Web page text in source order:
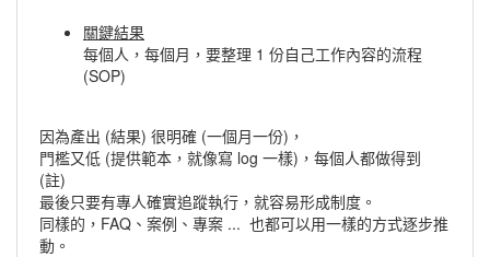
關鍵結果
每個人，每個月，要整理 1 份自己工作內容的流程
(SOP)
因為產出 (結果) 很明確 (一個月一份)，
門檻又低 (提供範本，就像寫 log 一樣)，每個人都做得到
(註)
最後只要有專人確實追蹤執行，就容易形成制度。
同樣的，FAQ、案例、專案 ... 也都可以用一樣的方式逐步推
動。